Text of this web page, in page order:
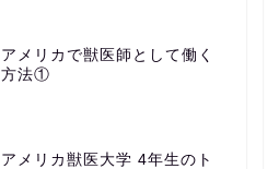
アメリカで獣医師として働く
方法①
アメリカ獣医大学 4年生のト